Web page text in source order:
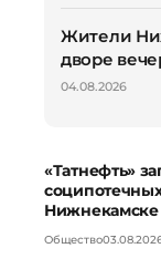
Жители
дворе
04.08.2026
«Татнефть»
Нижнекамске
Общество